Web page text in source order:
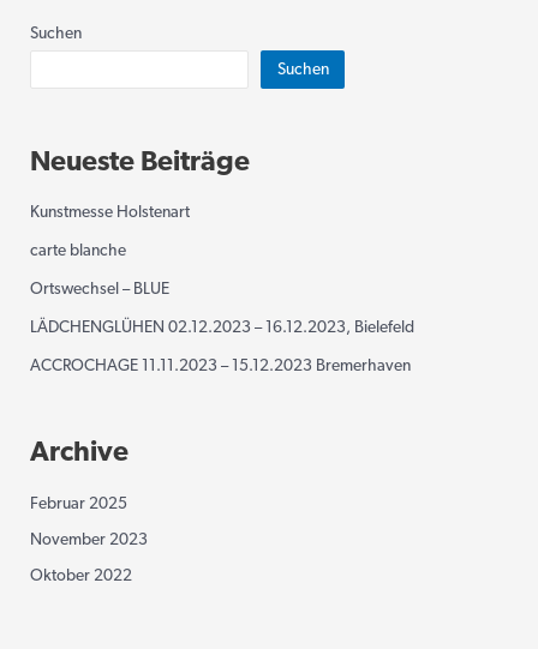
Suchen
Suchen
Neueste Beiträge
Kunstmesse Holstenart
carte blanche
Ortswechsel – BLUE
LÄDCHENGLÜHEN 02.12.2023 – 16.12.2023, Bielefeld
ACCROCHAGE 11.11.2023 – 15.12.2023 Bremerhaven
Archive
Februar 2025
November 2023
Oktober 2022